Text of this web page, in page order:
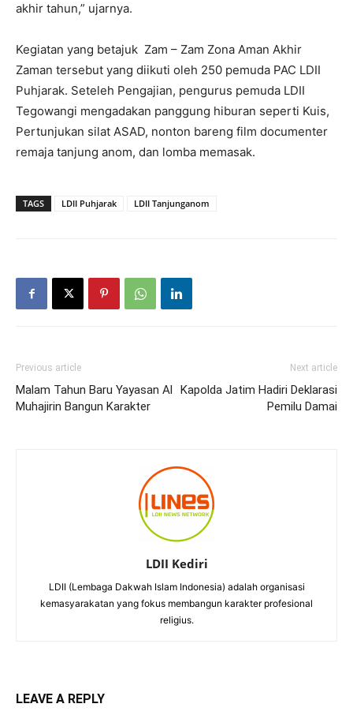
akhir tahun,” ujarnya.
Kegiatan yang betajuk Zam – Zam Zona Aman Akhir
Zaman tersebut yang diikuti oleh 250 pemuda PAC LDII
Puhjarak. Seteleh Pengajian, pengurus pemuda LDII
Tegowangi mengadakan panggung hiburan seperti Kuis,
Pertunjukan silat ASAD, nonton bareng film documenter
remaja tanjung anom, dan lomba memasak.
TAGS LDII Puhjarak LDII Tanjunganom
Previous article
Malam Tahun Baru Yayasan Al
Muhajirin Bangun Karakter
Next article
Kapolda Jatim Hadiri Deklarasi
Pemilu Damai
LDII Kediri
LDII (Lembaga Dakwah Islam Indonesia) adalah organisasi
kemasyarakatan yang fokus membangun karakter profesional
religius.
LEAVE A REPLY